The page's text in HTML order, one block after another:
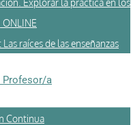
Explorar la práctica en los
raíces de las enseñanzas
Profesor/a
Continua